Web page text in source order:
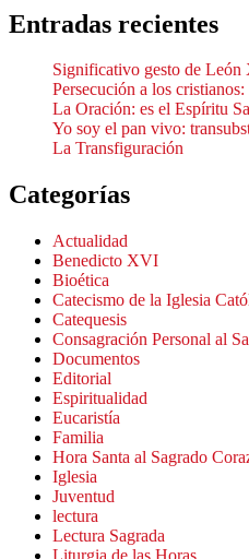
Entradas recientes
Significativo gesto de
Persecución a los
La Oración: es el Espíritu
Yo soy el pan vivo:
La Transfiguración
Categorías
Actualidad
Benedicto XVI
Bioética
Catecismo de la Iglesia
Catequesis
Consagración Personal al
Documentos
Editorial
Espiritualidad
Eucaristía
Familia
Hora Santa al Sagrado
Iglesia
Juventud
lectura
Lectura Sagrada